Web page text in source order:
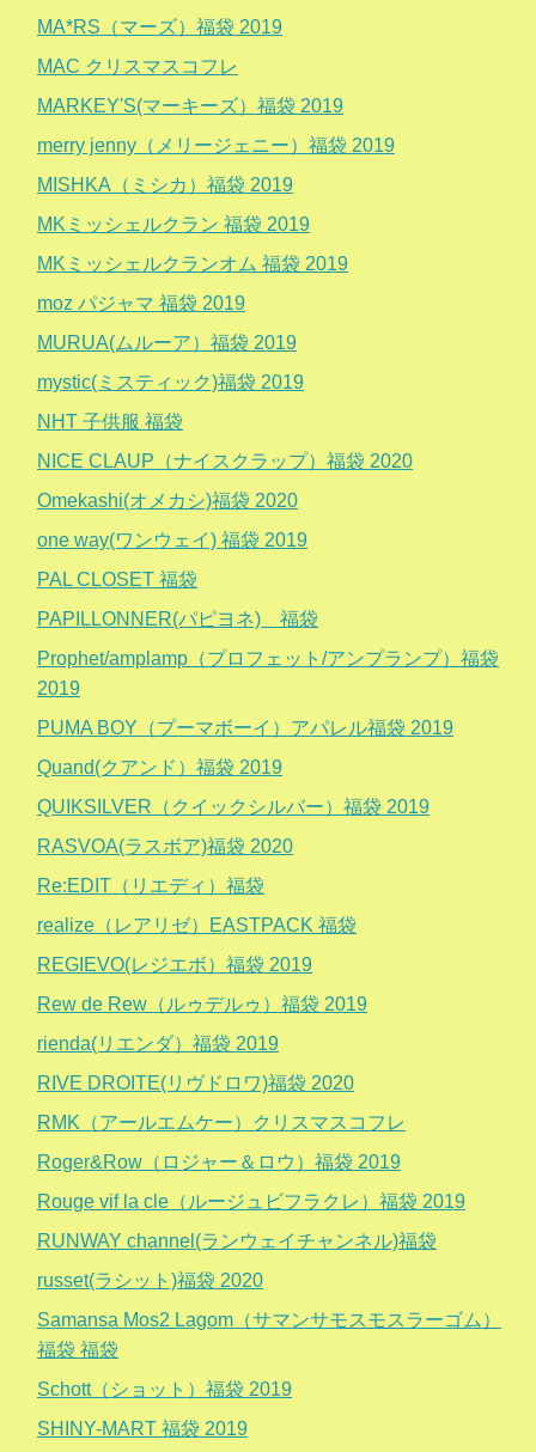
MA*RS（マーズ）福袋 2019
MAC クリスマスコフレ
MARKEY'S(マーキーズ）福袋 2019
merry jenny（メリージェニー）福袋 2019
MISHKA（ミシカ）福袋 2019
MKミッシェルクラン 福袋 2019
MKミッシェルクランオム 福袋 2019
moz パジャマ 福袋 2019
MURUA(ムルーア）福袋 2019
mystic(ミスティック)福袋 2019
NHT 子供服 福袋
NICE CLAUP（ナイスクラップ）福袋 2020
Omekashi(オメカシ)福袋 2020
one way(ワンウェイ) 福袋 2019
PAL CLOSET 福袋
PAPILLONNER(パピヨネ) 福袋
Prophet/amplamp（プロフェット/アンプランプ）福袋
2019
PUMA BOY（プーマボーイ）アパレル福袋 2019
Quand(クアンド）福袋 2019
QUIKSILVER（クイックシルバー）福袋 2019
RASVOA(ラスボア)福袋 2020
Re:EDIT（リエディ）福袋
realize（レアリゼ）EASTPACK 福袋
REGIEVO(レジエボ）福袋 2019
Rew de Rew（ルゥデルゥ）福袋 2019
rienda(リエンダ）福袋 2019
RIVE DROITE(リヴドロワ)福袋 2020
RMK（アールエムケー）クリスマスコフレ
Roger&Row（ロジャー＆ロウ）福袋 2019
Rouge vif la cle（ルージュビフラクレ）福袋 2019
RUNWAY channel(ランウェイチャンネル)福袋
russet(ラシット)福袋 2020
Samansa Mos2 Lagom（サマンサモスモスラーゴム）
福袋 福袋
Schott（ショット）福袋 2019
SHINY-MART 福袋 2019